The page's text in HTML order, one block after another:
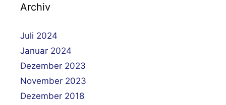
Archiv
Juli 2024
Januar 2024
Dezember 2023
November 2023
Dezember 2018